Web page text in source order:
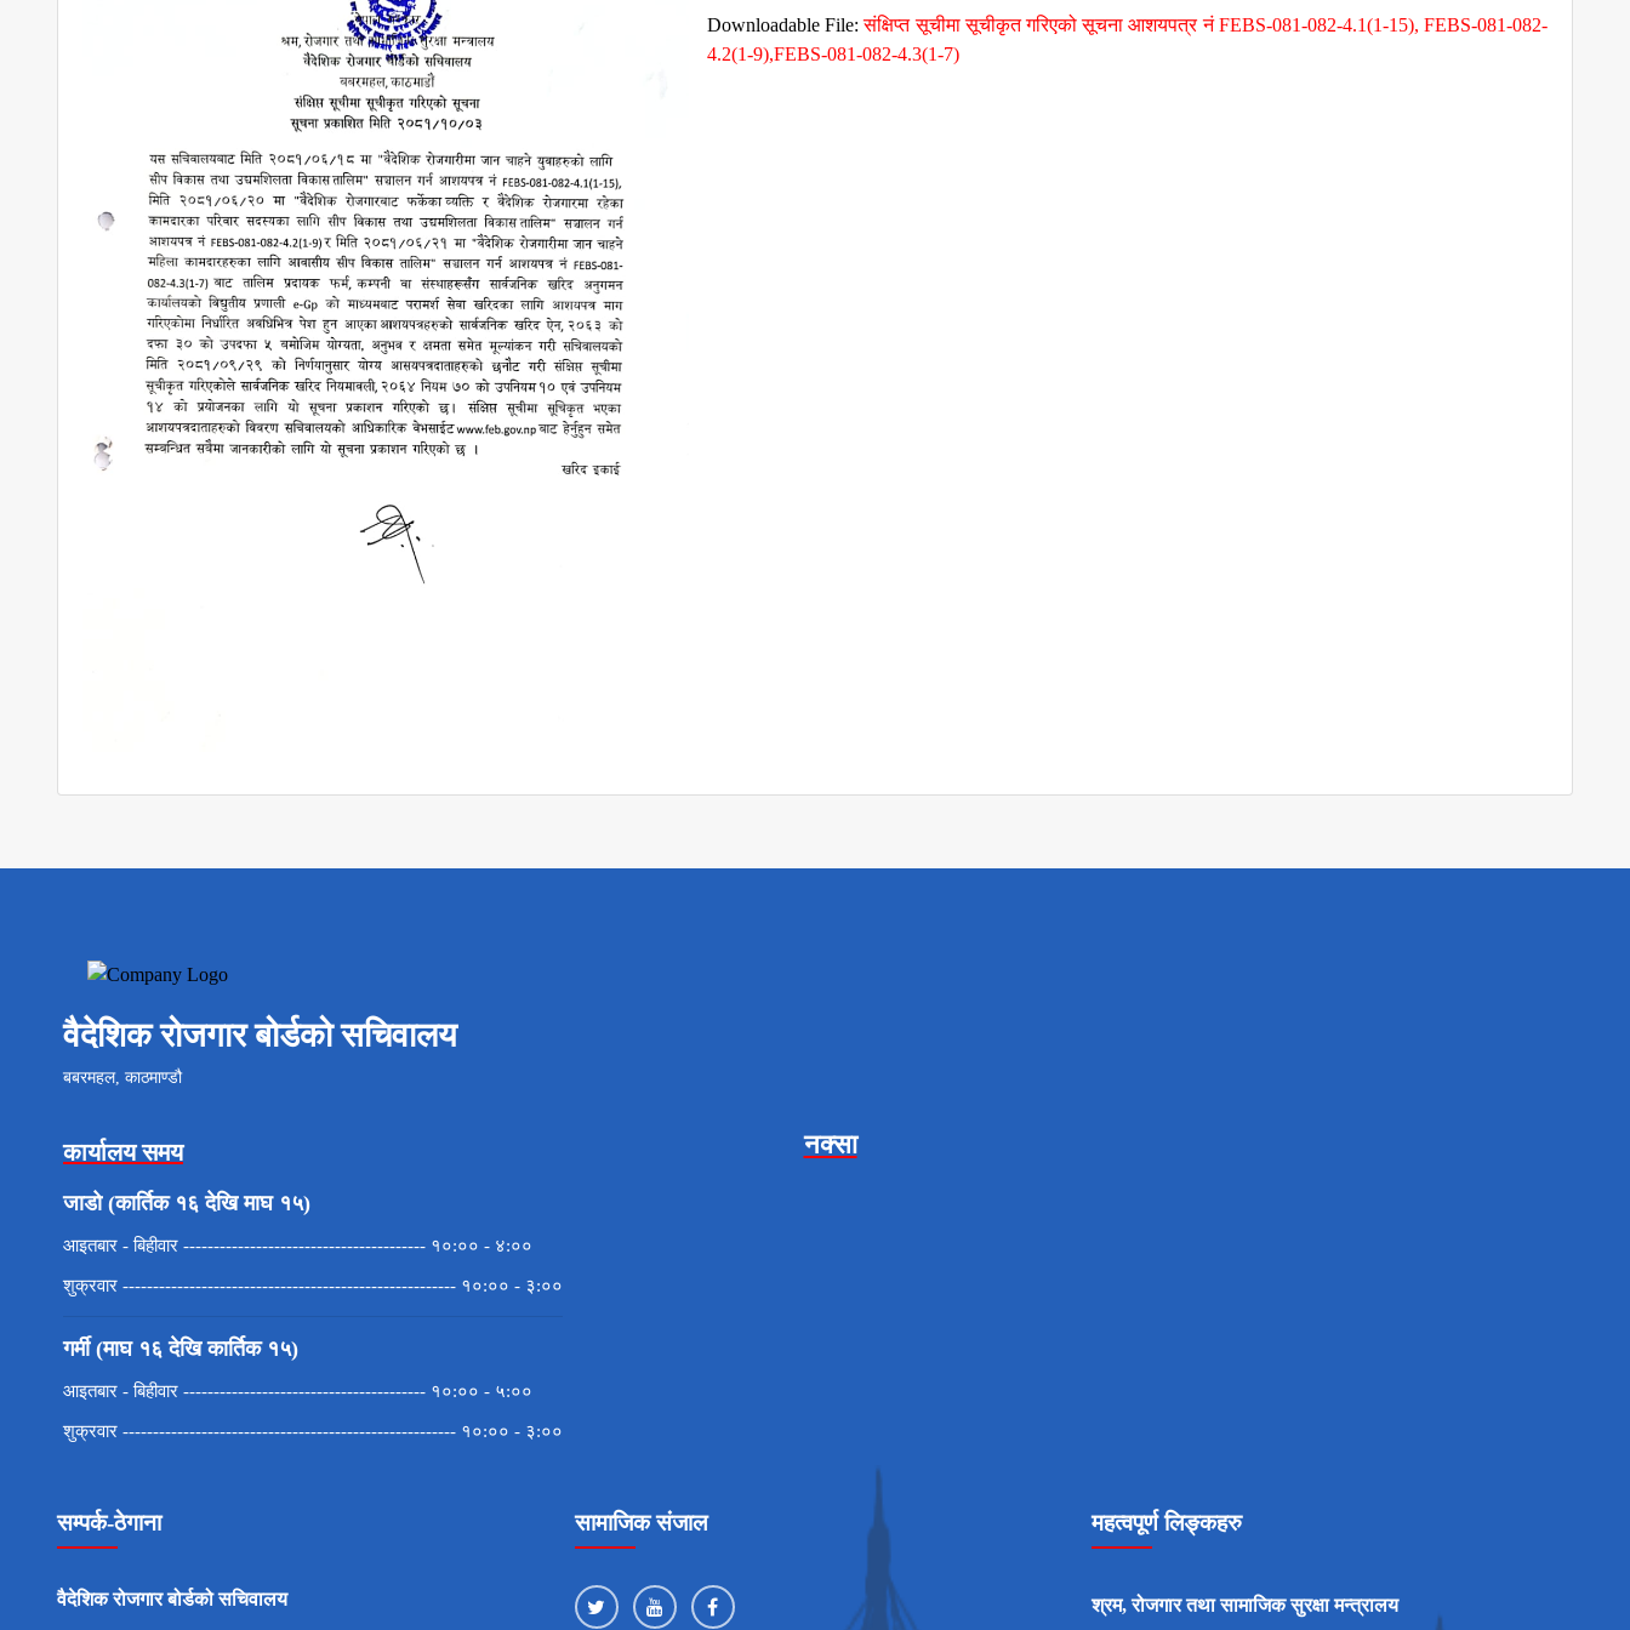
Downloadable File:संक्षिप्त सूचीमा सूचीकृत गरिएको सूचना आशयपत्र नं FEBS-081-082-4.1(1-15), FEBS-081-082-
4.2(1-9),FEBS-081-082-4.3(1-7)
वैदेशिक रोजगार बोर्डको सचिवालय
बबरमहल, काठमाण्डौ
कार्यालय समय
जाडो (कार्तिक १६ देखि माघ १५)
आइतबार - बिहीवार ---------------------------------------- १०:०० - ४:००
शुक्रवार ------------------------------------------------------- १०:०० - ३:००
गर्मी (माघ १६ देखि कार्तिक १५)
आइतबार - बिहीवार ---------------------------------------- १०:०० - ५:००
शुक्रवार ------------------------------------------------------- १०:०० - ३:००
नक्सा
सम्पर्क-ठेगाना
वैदेशिक रोजगार बोर्डको सचिवालय
सामाजिक संजाल महत्वपूर्ण लिङ्कहरु
श्रम, रोजगार तथा सामाजिक सुरक्षा मन्त्रालय